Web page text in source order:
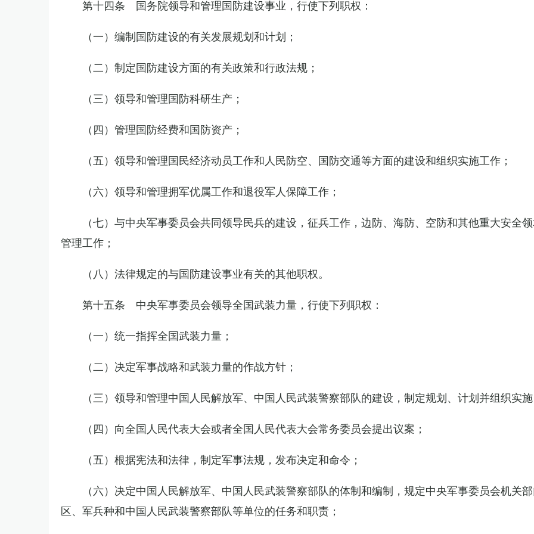
第十四条 国务院领导和管理国防建设事业，行使下列职权：
（一）编制国防建设的有关发展规划和计划；
（二）制定国防建设方面的有关政策和行政法规；
（三）领导和管理国防科研生产；
（四）管理国防经费和国防资产；
（五）领导和管理国民经济动员工作和人民防空、国防交通等方面的建设和组织实施工作；
（六）领导和管理拥军优属工作和退役军人保障工作；
（七）与中央军事委员会共同领导民兵的建设，征兵工作，边防、海防、空防和其他重大安全
管理工作；
（八）法律规定的与国防建设事业有关的其他职权。
第十五条 中央军事委员会领导全国武装力量，行使下列职权：
（一）统一指挥全国武装力量；
（二）决定军事战略和武装力量的作战方针；
（三）领导和管理中国人民解放军、中国人民武装警察部队的建设，制定规划、计划并组织实
（四）向全国人民代表大会或者全国人民代表大会常务委员会提出议案；
（五）根据宪法和法律，制定军事法规，发布决定和命令；
（六）决定中国人民解放军、中国人民武装警察部队的体制和编制，规定中央军事委员会机关
区、军兵种和中国人民武装警察部队等单位的任务和职责；